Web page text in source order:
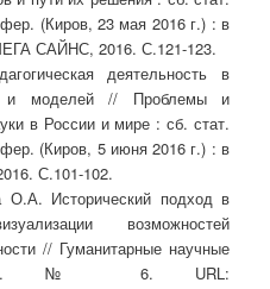
(Киров, 23 мая 2016 г.) : в
САЙНС, 2016. С.121-123.
деятельность в
и моделей // Проблемы и
в России и мире : сб. стат.
(Киров, 5 июня 2016 г.) : в
С.101-102.
Исторический подход в
возможностей
// Гуманитарные научные
2016. № 6. URL: